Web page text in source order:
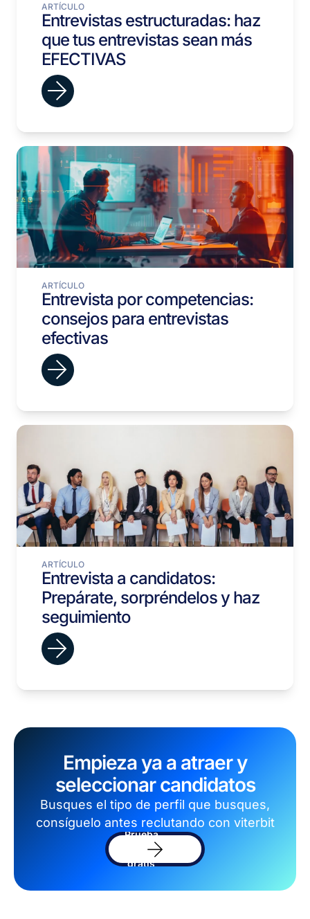
ARTÍCULO
Entrevistas estructuradas: haz
que tus entrevistas sean más
EFECTIVAS
ARTÍCULO
Entrevista por competencias:
consejos para entrevistas
efectivas
ARTÍCULO
Entrevista a candidatos:
Prepárate, sorpréndelos y haz
seguimiento
Empieza ya a atraer y
seleccionar candidatos
Busques el tipo de perfil que busques,
consíguelo antes reclutando con viterbit
Prueba
sofware
gratis